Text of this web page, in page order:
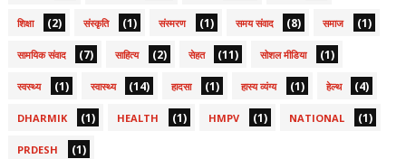
शिक्षा (2) संस्कृति (1) संस्मरण (1) समय संवाद (8) समाज (1)
सामयिक संवाद (7) साहित्य (2) सेहत (11) सोशल मीडिया (1)
स्वस्थ्य (1) स्वास्थ्य (14) हादसा (1) हास्य व्यंग्य (1) हेल्थ (4)
DHARMIK (1) HEALTH (1) HMPV (1) NATIONAL (1)
PRDESH (1)